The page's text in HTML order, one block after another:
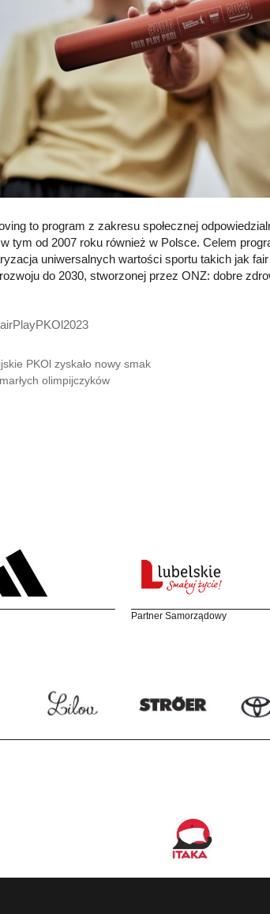
to program z zakresu społecznej
tym od 2007 roku również w Polsce. Celem
uniwersalnych wartości sportu takich jak
do 2030, stworzonej przez ONZ: dobre
PKOl zyskało nowy smak
olimpijczyków
Partner Samorządowy